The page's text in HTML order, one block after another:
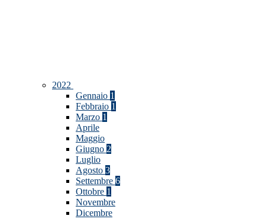
2022
Gennaio 1
Febbraio 1
Marzo 1
Aprile
Maggio
Giugno 2
Luglio
Agosto 3
Settembre 6
Ottobre 1
Novembre
Dicembre